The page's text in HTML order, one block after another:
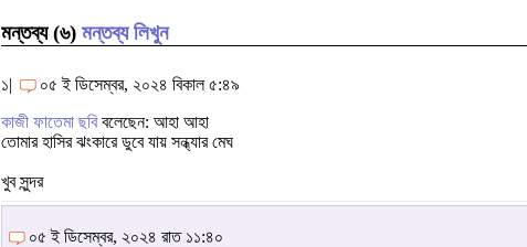
মন্তব্য (৬) মন্তব্য লিখুন
১| ০৫ ই ডিসেম্বর, ২০২৪ বিকাল ৫:৪৯
কাজী ফাতেমা ছবিবলেছেন: আহা আহা
তোমার হাসির ঝংকারে ডুবে যায় সন্ধ্যার মেঘ
খুব সুন্দর
০৫ ই ডিসেম্বর, ২০২৪ রাত ১১:৪০